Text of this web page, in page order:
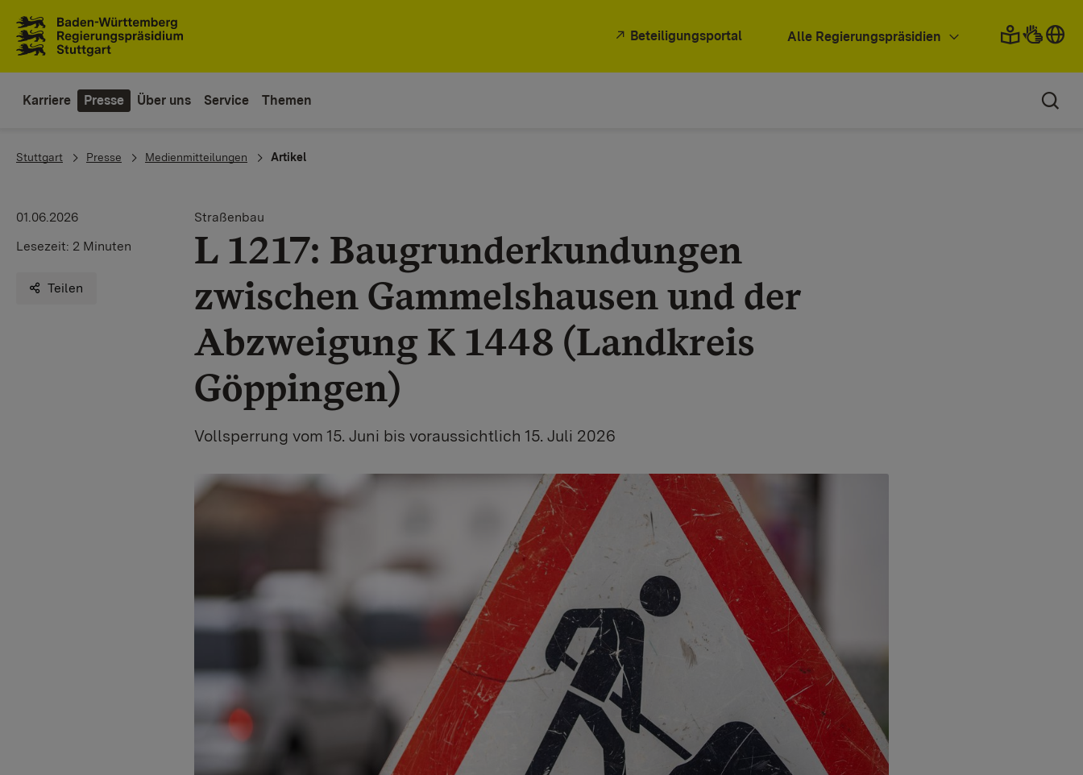
Beteiligungsportal Alle Regierungspräsidien
Karriere Presse Über uns Service Themen
You are here:
Stuttgart Presse Medienmitteilungen Artikel
01.06.2026
Lesezeit: 2 Minuten
Teilen
Straßenbau
L 1217: Baugrunderkundungen
zwischen Gammelshausen und der
Abzweigung K 1448 (Landkreis
Göppingen)
Vollsperrung vom 15. Juni bis voraussichtlich 15. Juli 2026